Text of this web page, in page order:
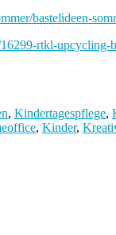
bastelideen-
rtkl-upcycling-
, Kindertagespflege,
, Kinder,